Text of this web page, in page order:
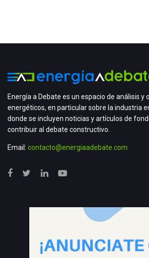
Energía a Debate es un espacio de análisis y
energéticos, en particular sobre la industria
donde se incluyen noticias y artículos de
contribuir al debate constructivo.
Email: contacto@energiaadebate.com